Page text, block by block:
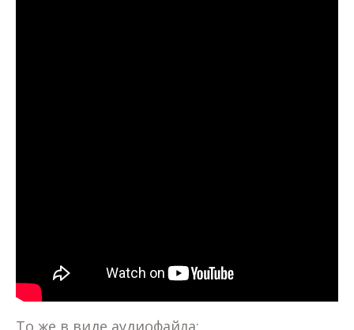
То же в виде аудиофайла: